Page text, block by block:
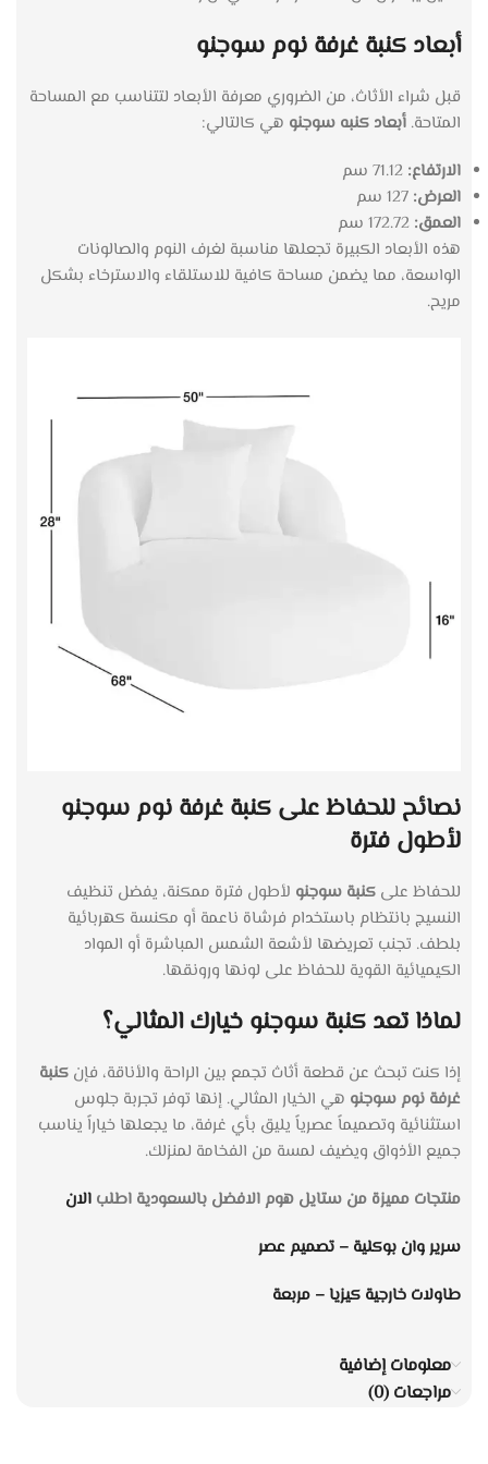
أبعاد كنبة غرفة نوم سوجنو
قبل شراء الأثاث، من الضروري معرفة الأبعاد لتتناسب مع المساحة
المتاحة. أبعاد كنبه سوجنو هي كالتالي:
الارتفاع:
العرض:
العمق:
هذه الأبعاد الكبيرة تجعلها مناسبة لغرف النوم والصالونات
الواسعة، مما يضمن مساحة كافية للاستلقاء والاسترخاء بشكل
مريح.
نصائح للحفاظ على كنبة غرفة نوم سوجنو
لأطول فترة
للحفاظ على كنبة سوجنو لأطول فترة ممكنة، يفضل تنظيف
النسيج بانتظام باستخدام فرشاة ناعمة أو مكنسة كهربائية
بلطف. تجنب تعريضها لأشعة الشمس المباشرة أو المواد
الكيميائية القوية للحفاظ على لونها ورونقها.
لماذا تعد كنبة سوجنو خيارك المثالي؟
إذا كنت تبحث عن قطعة أثاث تجمع بين الراحة والأناقة، فإن كنبة
غرفة نوم سوجنو هي الخيار المثالي. إنها توفر تجربة جلوس
استثنائية وتصميماً عصرياً يليق بأي غرفة، ما يجعلها خياراً يناسب
جميع الأذواق ويضيف لمسة من الفخامة لمنزلك.
منتجات مميزة من ستايل هوم الافضل بالسعودية اطلب الان
سرير وان بوكلية – تصميم عصر
طاولات خارجية كيزيا – مربعة
معلومات إضافية
مراجعات (0)